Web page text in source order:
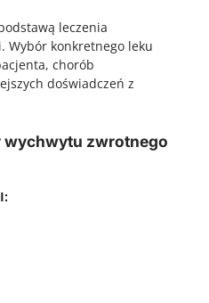
leczenia
Wybór konkretnego leku
chorób
doświadczeń z
zwrotnego